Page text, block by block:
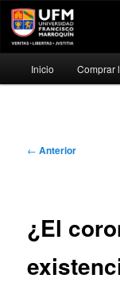
Ir
Inicio Comprar
Navegación
← Anterior
¿El